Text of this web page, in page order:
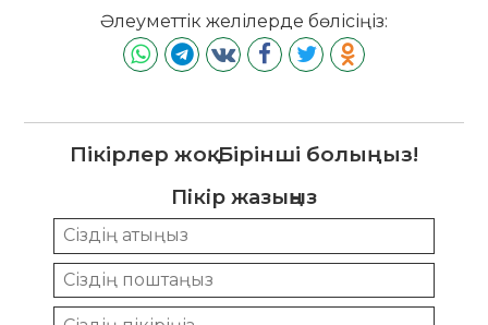
Әлеуметтік желілерде бөлісіңіз:
Пікірлер жоқ. Бірінші болыңыз!
Пікір жазыңыз